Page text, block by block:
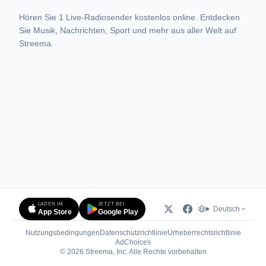
Hören Sie 1 Live-Radiosender kostenlos online. Entdecken
Sie Musik, Nachrichten, Sport und mehr aus aller Welt auf
Streema.
LADEN IM
App Store
JETZT BEI
Google Play Deutsch
Nutzungsbedingungen DatenschutzrichtlinieUrheberrechtsrichtlinie
AdChoices(öffnet in neuem Tab)
© 2026 Streema, Inc. Alle Rechte vorbehalten